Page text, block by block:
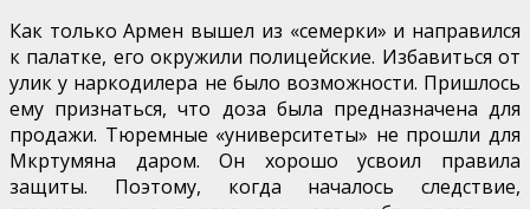
Как только Армен вышел из «семерки» и направился
к палатке, его окружили полицейские. Избавиться от
улик у наркодилера не было возможности. Пришлось
ему признаться, что доза была предназначена для
продажи. Тюремные «университеты» не прошли для
Мкртумяна даром. Он хорошо усвоил правила
защиты. Поэтому, когда началось следствие,